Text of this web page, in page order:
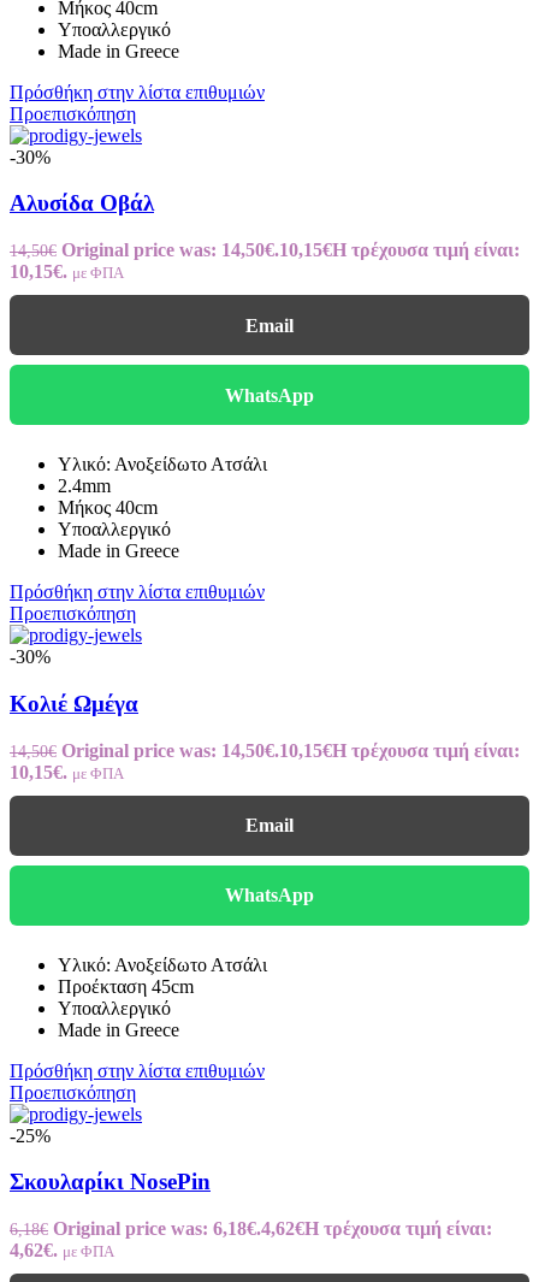
Μήκος 40cm
Υποαλλεργικό
Made in Greece
Πρόσθήκη στην λίστα επιθυμιών
Προεπισκόπηση
-30%
Αλυσίδα Οβάλ
14,50€ Original price was: 14,50€.10,15€Η τρέχουσα τιμή είναι:
10,15€. με ΦΠΑ
Email
WhatsApp
Υλικό: Ανοξείδωτο Ατσάλι
2.4mm
Μήκος 40cm
Υποαλλεργικό
Made in Greece
Πρόσθήκη στην λίστα επιθυμιών
Προεπισκόπηση
-30%
Κολιέ Ωμέγα
14,50€ Original price was: 14,50€.10,15€Η τρέχουσα τιμή είναι:
10,15€. με ΦΠΑ
Email
WhatsApp
Υλικό: Ανοξείδωτο Ατσάλι
Προέκταση 45cm
Υποαλλεργικό
Made in Greece
Πρόσθήκη στην λίστα επιθυμιών
Προεπισκόπηση
-25%
Σκουλαρίκι NosePin
6,18€ Original price was: 6,18€.4,62€Η τρέχουσα τιμή είναι:
4,62€. με ΦΠΑ